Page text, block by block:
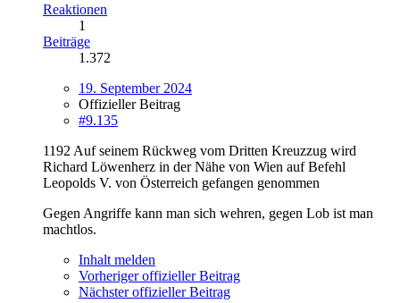
Reaktionen
1
Beiträge
1.372
19. September 2024
Offizieller Beitrag
#9.135
1192 Auf seinem Rückweg vom Dritten Kreuzzug wird
Richard Löwenherz in der Nähe von Wien auf Befehl
Leopolds V. von Österreich gefangen genommen
Gegen Angriffe kann man sich wehren, gegen Lob ist man
machtlos.
Inhalt melden
Vorheriger offizieller Beitrag
Nächster offizieller Beitrag